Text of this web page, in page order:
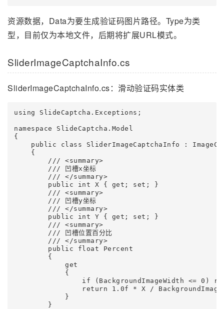
资源数据，Data为要生成验证码图片路径。Type为类
型，目前仅为本地文件，后期将扩展URL模式。
SliderImageCaptchaInfo.cs
SliderImageCaptchaInfo.cs：滑动验证码实体类
using SlideCaptcha.Exceptions;
namespace SlideCaptcha.Model
{
public class SliderImageCaptchaInfo :
    {
        /// <summary>
        /// 凹槽x坐标
        /// </summary>
        public int X { get; set; }
        /// <summary>
        /// 凹槽y坐标
        /// </summary>
        public int Y { get; set; }
        /// <summary>
        /// 凹槽位置百分比
        /// </summary>
        public float Percent
        {
            get
            {
if (BackgroundImageWidth <= 0)
return 1.0f * X /
            }
        }